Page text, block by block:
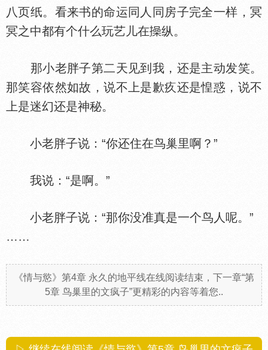
八页纸。看来书的命运同人同房子完全一样，冥
冥之中都有个什么玩艺儿在
纵。
那小老胖子第二天见到我，还是主动发笑。
那笑容依然如故，说不上是歉疚还是惶惑，说不
上是迷幻还是神秘。
小老胖子说：“你还住在鸟巢里啊？”
我说：“是啊。”
小老胖子说：“那你没准真是一个鸟人呢。”
……
《情与慾》第4章 永久的地平线在线阅读结束，下一章“第
5章 鸟巢里的文疯子”更精彩的内容等着您..